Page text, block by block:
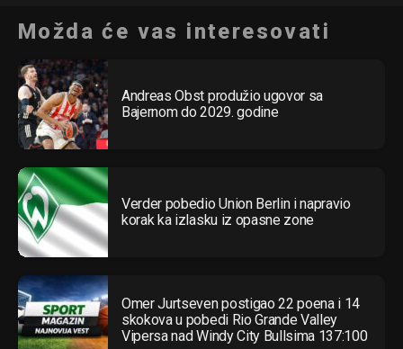
Možda će vas interesovati
Andreas Obst produžio ugovor sa
Bajernom do 2029. godine
Verder pobedio Union Berlin i napravio
korak ka izlasku iz opasne zone
Omer Jurtseven postigao 22 poena i 14
skokova u pobedi Rio Grande Valley
Vipersa nad Windy City Bullsima 137:100